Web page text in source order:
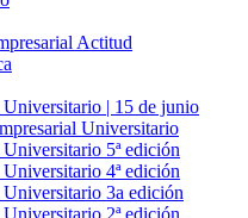
Actitud
| 15 de junio
Universitario
5ª edición
4ª edición
3a edición
2ª edición